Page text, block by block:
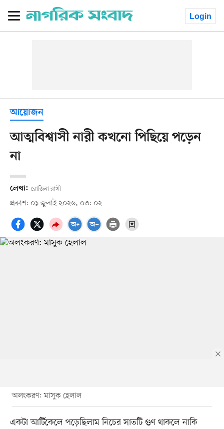
Login
আয়োজন
আত্মবিশ্বাসী নারী কখনো পিছিয়ে পড়েন
না
লেখা: রোজিনা রাখী
প্রকাশ: ০১ জুলাই ২০২৬, ০৩: ০২
অলংকরণ: মাসুক হেলাল
একটা আর্টিকেলে পড়েছিলাম নিচের সাতটি গুণ থাকলে নাকি